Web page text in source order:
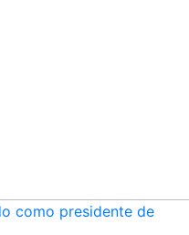
como presidente de